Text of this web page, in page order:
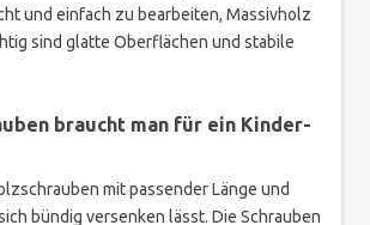
und einfach zu bearbeiten, Massivholz
sind glatte Oberflächen und stabile
braucht man für ein Kinder-
mit passender Länge und
bündig versenken lässt. Die Schrauben